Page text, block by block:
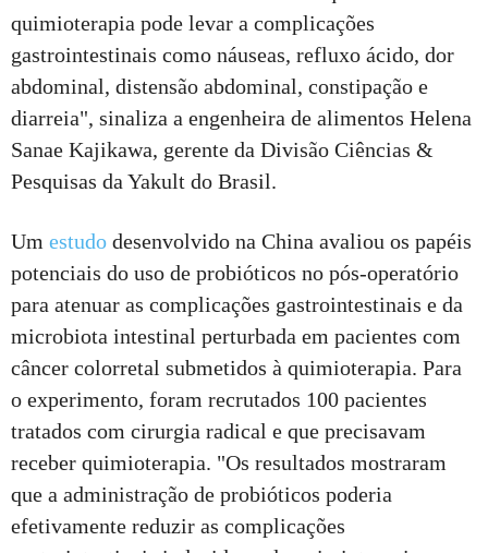
quimioterapia pode levar a complicações
gastrointestinais como náuseas, refluxo ácido, dor
abdominal, distensão abdominal, constipação e
diarreia", sinaliza a engenheira de alimentos Helena
Sanae Kajikawa, gerente da Divisão Ciências &
Pesquisas da Yakult do Brasil.
Um estudo desenvolvido na China avaliou os papéis
potenciais do uso de probióticos no pós-operatório
para atenuar as complicações gastrointestinais e da
microbiota intestinal perturbada em pacientes com
câncer colorretal submetidos à quimioterapia. Para
o experimento, foram recrutados 100 pacientes
tratados com cirurgia radical e que precisavam
receber quimioterapia. "Os resultados mostraram
que a administração de probióticos poderia
efetivamente reduzir as complicações